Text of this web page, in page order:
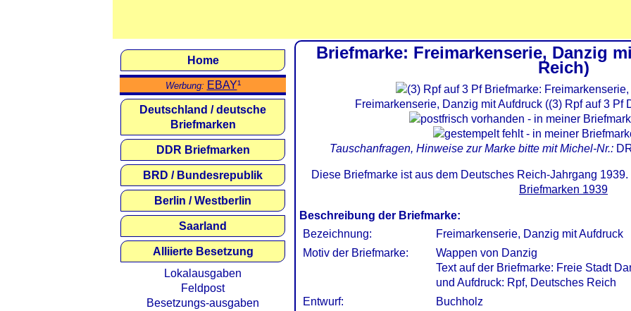
Briefmarke: Freimarkenserie, Danzig
Reich)
Freimarkenserie, Danzig mit Aufdruck ((3) Rpf auf 3 Pf
Tauschanfragen, Hinweise zur Marke bitte mit Michel-Nr.:
Diese Briefmarke ist aus dem Deutsches Reich-Jahrgang
Briefmarken 1939
Beschreibung der Briefmarke:
Bezeichnung:
Freimarkenserie, Danzig mit Aufdruck
Motiv der Briefmarke:
Wappen von Danzig
Text auf der Briefmarke: Freie Stadt
und Aufdruck: Rpf, Deutsches Reich
Entwurf:
Buchholz
Home
Werbung: EBAY¹
Deutschland / deutsche
Briefmarken
DDR Briefmarken
BRD / Bundesrepublik
Berlin / Westberlin
Saarland
Alliierte Besetzung
Lokalausgaben
Feldpost
Besetzungs-ausgaben